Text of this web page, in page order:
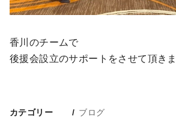
香川のチームで
後援会設立のサポートをさせて頂きま
カテゴリー ブログ